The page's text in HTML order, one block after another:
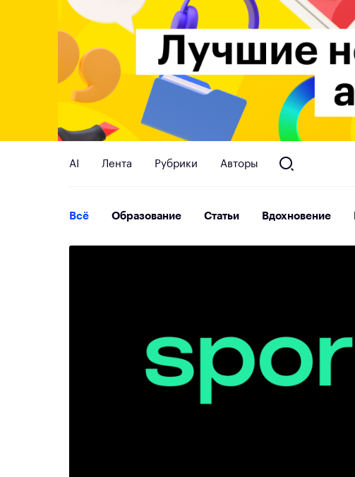
AI Лента Рубрики Авторы
Всё Образование Статьи Вдохновение